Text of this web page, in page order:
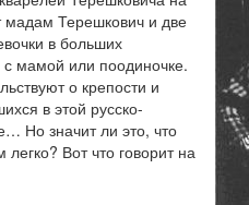
мадам Терешкович и две
в больших
мамой или поодиночке.
о крепости и
в этой русско-
Но значит ли это, что
Вот что говорит на